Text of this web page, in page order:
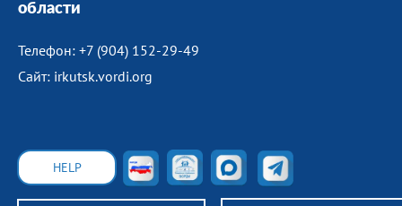
области
Телефон: +7 (904) 152-29-49
Сайт: irkutsk.vordi.org
HELP